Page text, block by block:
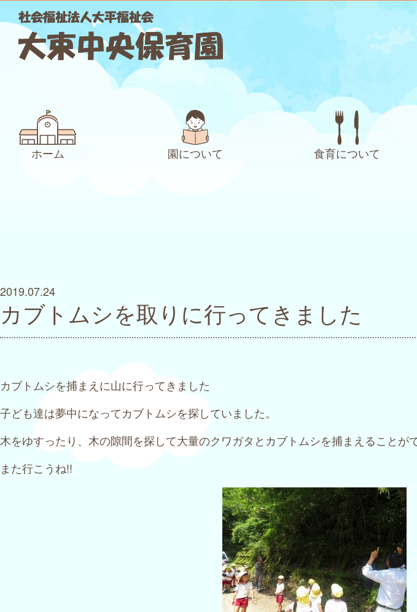
ホーム 園について 食育について
カブトムシを取りに行ってきました
2019.07.24
カブトムシを捕まえに山に行ってきました
子ども達は夢中になってカブトムシを探していました。
木をゆすったり、木の隙間を探して大量のクワガタとカブトムシを捕まえることが
また行こうね!!